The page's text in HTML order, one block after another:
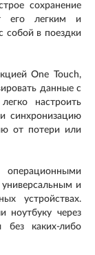
сохранение
его легким и
собой в поездки
One Touch,
данные с
настроить
синхронизацию
от потери или
и
устройствах.
ноутбуку через
каких-либо